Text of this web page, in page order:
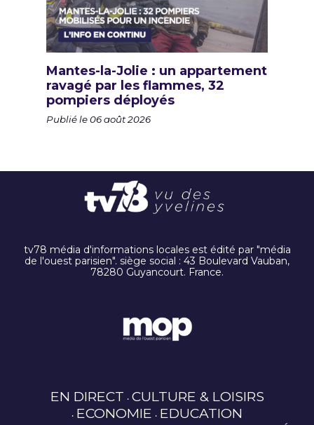
Mantes-la-Jolie : un appartement
ravagé par les flammes, 32
pompiers déployés
Publié le 06 août 2026
tv78 média d'informations locales est édité par "média
de l'ouest parisien". siège social : 43 Boulevard Vauban,
78280 Guyancourt. France.
EN DIRECT CULTURE & LOISIRS
ECONOMIE EDUCATION